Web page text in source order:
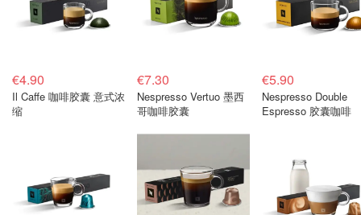
€4.90
Il Caffe 咖啡胶囊 意式浓
缩
€7.30
Nespresso Vertuo 墨西
哥咖啡胶囊
€5.90
Nespresso Double
Espresso 胶囊咖啡